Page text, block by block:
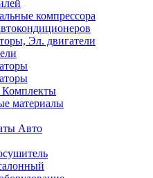
компрессора
Эл. двигатели
материалы
Авто